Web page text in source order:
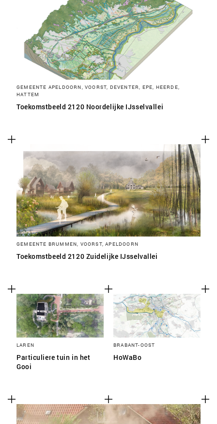
GEMEENTE APELDOORN, VOORST, DEVENTER, EPE, HEERDE,
HATTEM
Toekomstbeeld 2120 Noordelijke IJsselvallei
GEMEENTE BRUMMEN, VOORST, APELDOORN
Toekomstbeeld 2120 Zuidelijke IJsselvallei
LAREN
Particuliere tuin in het
Gooi
BRABANT-OOST
HoWaBo
SLA VOORKEUREN OP